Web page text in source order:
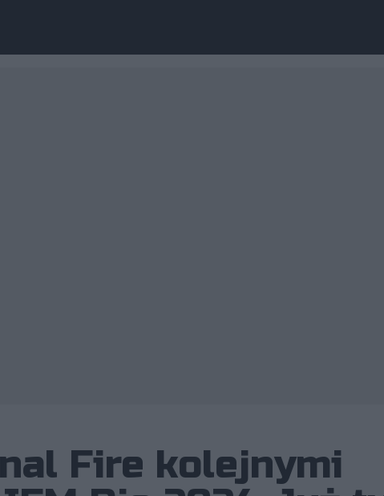
Fire kolejnymi